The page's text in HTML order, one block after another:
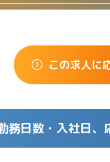
この求人に
務日数・入社日、